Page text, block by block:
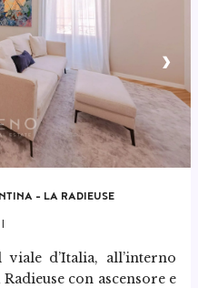
›
– LA RADIEUSE
d’Italia, all’interno
con ascensore e